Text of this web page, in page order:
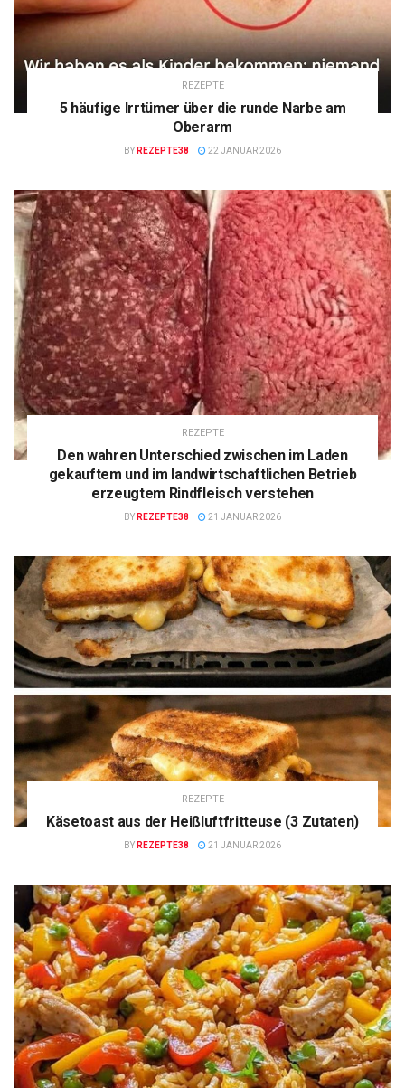
REZEPTE
5 häufige Irrtümer über die runde Narbe am
Oberarm
BY REZEPTE38 22 JANUAR 2026
REZEPTE
Den wahren Unterschied zwischen im Laden
gekauftem und im landwirtschaftlichen Betrieb
erzeugtem Rindfleisch verstehen
BY REZEPTE38 21 JANUAR 2026
REZEPTE
Käsetoast aus der Heißluftfritteuse (3 Zutaten)
BY REZEPTE38 21 JANUAR 2026